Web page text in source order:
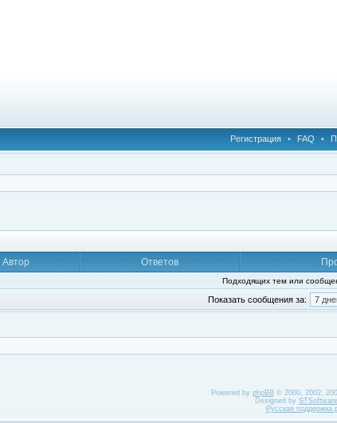
Регистрация • FAQ •
Автор Ответов
Подходящих тем или
Показать сообщения за:
Powered by phpBB© 2000, 2002,
Designed by STSoftware
Русская поддержка